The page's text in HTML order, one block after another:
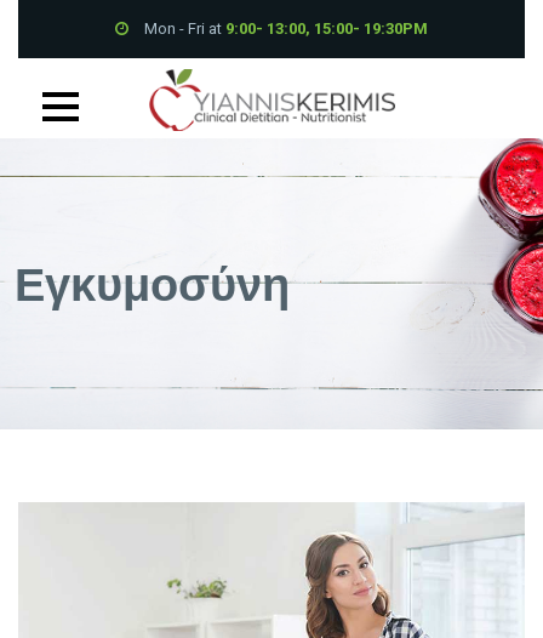
Mon - Fri at 9:00- 13:00, 15:00- 19:30PM
Petrou Tsirou 70, Pantheon House 001B 3075 Limassol
Εγκυμοσύνη